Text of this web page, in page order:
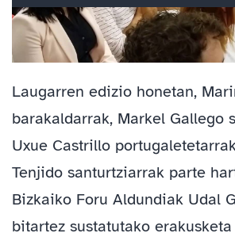
Laugarren edizio honetan,
barakaldarrak, Markel Gallego
Uxue Castrillo
Tenjido santurtziarrak parte
Bizkaiko Foru Aldundiak Udal
bitartez sustatutako